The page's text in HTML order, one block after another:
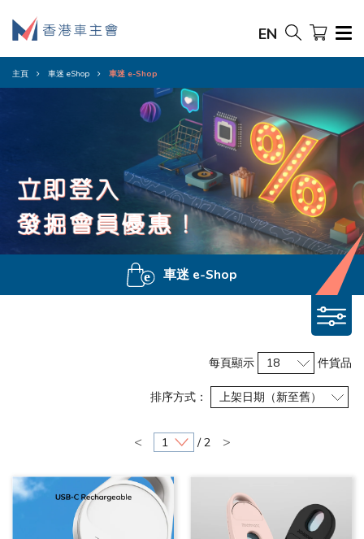
EN
主頁 車迷 eShop 車迷 e-Shop
車迷 e-Shop
每頁顯示 件貨品
排序方式：
< / 2 >